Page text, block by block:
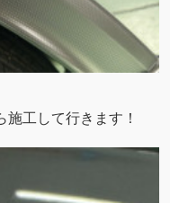
工して行きます！